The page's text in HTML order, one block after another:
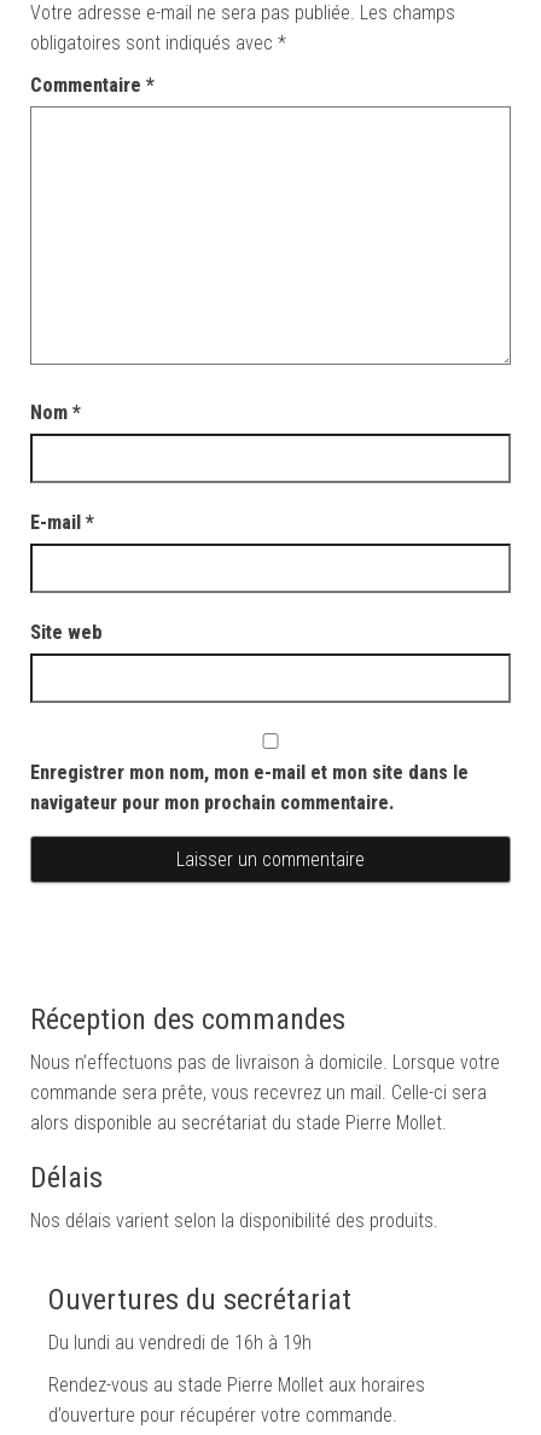
Votre adresse e-mail ne sera pas publiée. Les champs
obligatoires sont indiqués avec *
Commentaire *
Nom *
E-mail *
Site web
Enregistrer mon nom, mon e-mail et mon site dans le
navigateur pour mon prochain commentaire.
Réception des commandes
Nous n’effectuons pas de livraison à domicile. Lorsque votre
commande sera prête, vous recevrez un mail. Celle-ci sera
alors disponible au secrétariat du stade Pierre Mollet.
Délais
Nos délais varient selon la disponibilité des produits.
Ouvertures du secrétariat
Du lundi au vendredi de 16h à 19h
Rendez-vous au stade Pierre Mollet aux horaires
d’ouverture pour récupérer votre commande.